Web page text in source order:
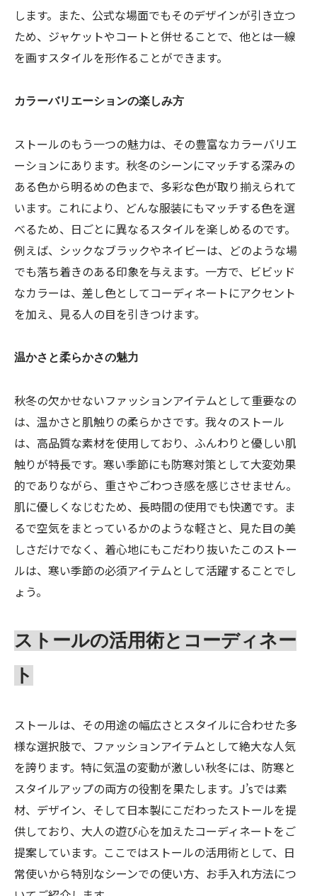
します。また、公式な場面でもそのデザインが引き立つ
ため、ジャケットやコートと併せることで、他とは一線
を画すスタイルを形作ることができます。
カラーバリエーションの楽しみ方
ストールのもう一つの魅力は、その豊富なカラーバリエ
ーションにあります。秋冬のシーンにマッチする深みの
ある色から明るめの色まで、多彩な色が取り揃えられて
います。これにより、どんな服装にもマッチする色を選
べるため、日ごとに異なるスタイルを楽しめるのです。
例えば、シックなブラックやネイビーは、どのような場
でも落ち着きのある印象を与えます。一方で、ビビッド
なカラーは、差し色としてコーディネートにアクセント
を加え、見る人の目を引きつけます。
温かさと柔らかさの魅力
秋冬の欠かせないファッションアイテムとして重要なの
は、温かさと肌触りの柔らかさです。我々のストール
は、高品質な素材を使用しており、ふんわりと優しい肌
触りが特長です。寒い季節にも防寒対策として大変効果
的でありながら、重さやごわつき感を感じさせません。
肌に優しくなじむため、長時間の使用でも快適です。ま
るで空気をまとっているかのような軽さと、見た目の美
しさだけでなく、着心地にもこだわり抜いたこのストー
ルは、寒い季節の必須アイテムとして活躍することでし
ょう。
ストールの活用術とコーディネー
ト
ストールは、その用途の幅広さとスタイルに合わせた多
様な選択肢で、ファッションアイテムとして絶大な人気
を誇ります。特に気温の変動が激しい秋冬には、防寒と
スタイルアップの両方の役割を果たします。J’sでは素
材、デザイン、そして日本製にこだわったストールを提
供しており、大人の遊び心を加えたコーディネートをご
提案しています。ここではストールの活用術として、日
常使いから特別なシーンでの使い方、お手入れ方法につ